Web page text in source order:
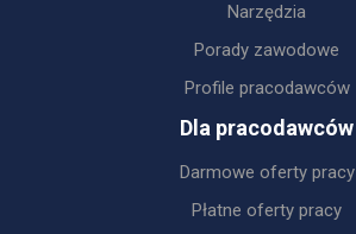
Narzędzia
Porady zawodowe
Profile pracodawców
Dla pracodawców
Darmowe oferty pracy
Płatne oferty pracy